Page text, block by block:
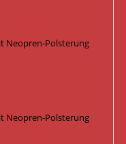
Neopren-Polsterung
Neopren-Polsterung